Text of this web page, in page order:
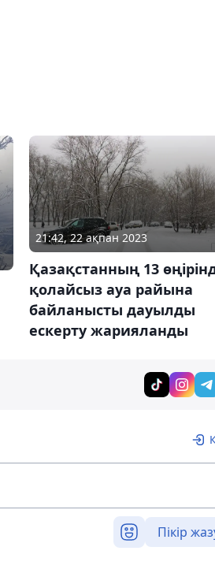
21:42, 22 ақпан 2023
Қазақстанның 13
қолайсыз ауа райына
байланысты дауылды
ескерту жарияланды
Пікір